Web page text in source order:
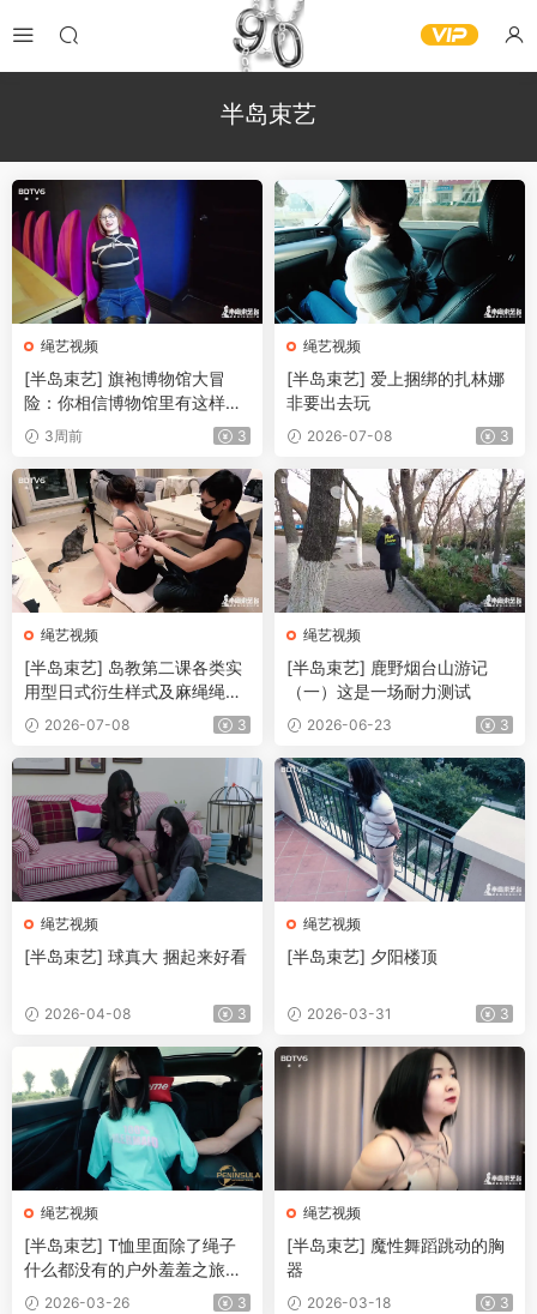
半岛束艺
绳艺视频
[半岛束艺] 旗袍博物馆大冒
险：你相信博物馆里有这样的
雕塑吗
3周前 3
绳艺视频
[半岛束艺] 爱上捆绑的扎林娜
非要出去玩
2026-07-08 3
绳艺视频
[半岛束艺] 岛教第二课各类实
用型日式衍生样式及麻绳绳头
编法2026-07-08 3
绳艺视频
[半岛束艺] 鹿野烟台山游记
（一）这是一场耐力测试
2026-06-23 3
绳艺视频
[半岛束艺] 球真大 捆起来好看
2026-04-08 3
绳艺视频
[半岛束艺] 夕阳楼顶
2026-03-31 3
绳艺视频
[半岛束艺] T恤里面除了绳子
什么都没有的户外羞羞之旅
（车内篇）
2026-03-26 3
绳艺视频
[半岛束艺] 魔性舞蹈跳动的胸
器
2026-03-18 3